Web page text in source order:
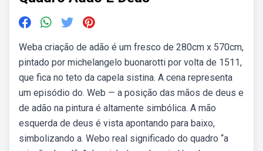
Weba criação de adão é um fresco de 280cm x 570cm,
pintado por michelangelo buonarotti por volta de 1511,
que fica no teto da capela sistina. A cena representa
um episódio do. Web — a posição das mãos de deus e
de adão na pintura é altamente simbólica. A mão
esquerda de deus é vista apontando para baixo,
simbolizando a. Webo real significado do quadro “a